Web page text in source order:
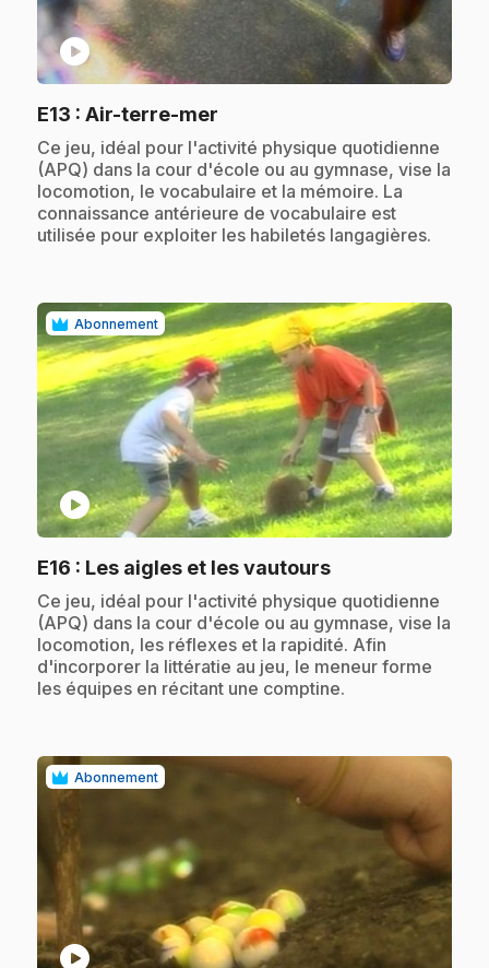
play_circle
E13 : Air-terre-mer
.Ce jeu, idéal pour l'activité physique quotidienne
(APQ) dans la cour d'école ou au gymnase, vise la
locomotion, le vocabulaire et la mémoire. La
connaissance antérieure de vocabulaire est
utilisée pour exploiter les habiletés langagières.
Abonnement
play_circle
E16 : Les aigles et les vautours.
.Ce jeu, idéal pour l'activité physique quotidienne
(APQ) dans la cour d'école ou au gymnase, vise la
locomotion, les réflexes et la rapidité. Afin
d'incorporer la littératie au jeu, le meneur forme
les équipes en récitant une comptine.
Abonnement
play_circle